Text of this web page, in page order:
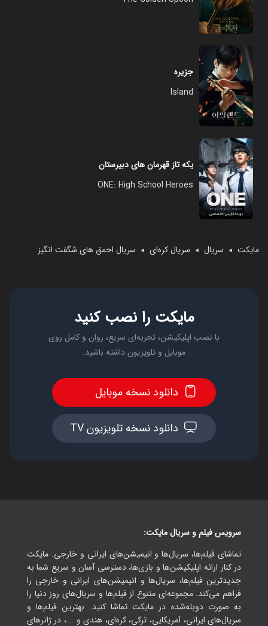
جزیره
Island
یکه تاز قهرمان‌ های دبیرستان
ONE: High School Heroes
مایکت ◄ سریال ◄ سریال کره‌ای ◄ سریال احمق های شگفت انگیز
مایکت را نصب کنید
با نصب اپلیکیشن، تجربه‌ای سریع، روان و کامل روی
موبایل و تلویزیون داشته باشید.
دانلود نسخه موبایل
دانلود نسخه تلویزیون TV
سرویس فیلم و سریال مایکت:
تماشای فیلم‌ها، سریال‌ها و انیمیشن‌های ایرانی و خارجی. مایکت
در کنار ارائه اپلیکیشن‌ها و بازی‌ها، دسترسی آسان و سریع شما به
جدیدترین فیلم‌ها، سریال‌ها و انیمیشن‌های ایرانی و خارجی را
فراهم می‌کند. مجموعه‌ای متنوع از فیلم‌ها و سریال‌های روز دنیا را
به صورت دوبله‌شده در مایکت تماشا کنید. بهترین فیلم‌ها و
سریال‌های ایرانی، آمریکایی، ترکی، کره‌ای، هندی و ...، در ژانرهای